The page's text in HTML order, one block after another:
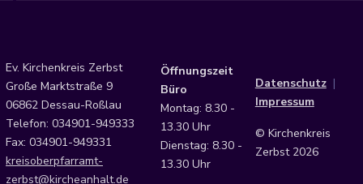
Ev. Kirchenkreis Zerbst
Große Marktstraße 9
06862 Dessau-Roßlau
Telefon: 034901-949333
Fax: 034901-949331
kreisoberpfarramt-
zerbst@kircheanhalt.de
Öffnungszeit
Büro
Montag: 8.30 -
13.30 Uhr
Dienstag: 8.30 -
13.30 Uhr
Datenschutz|
Impressum
© Kirchenkreis
Zerbst 2026